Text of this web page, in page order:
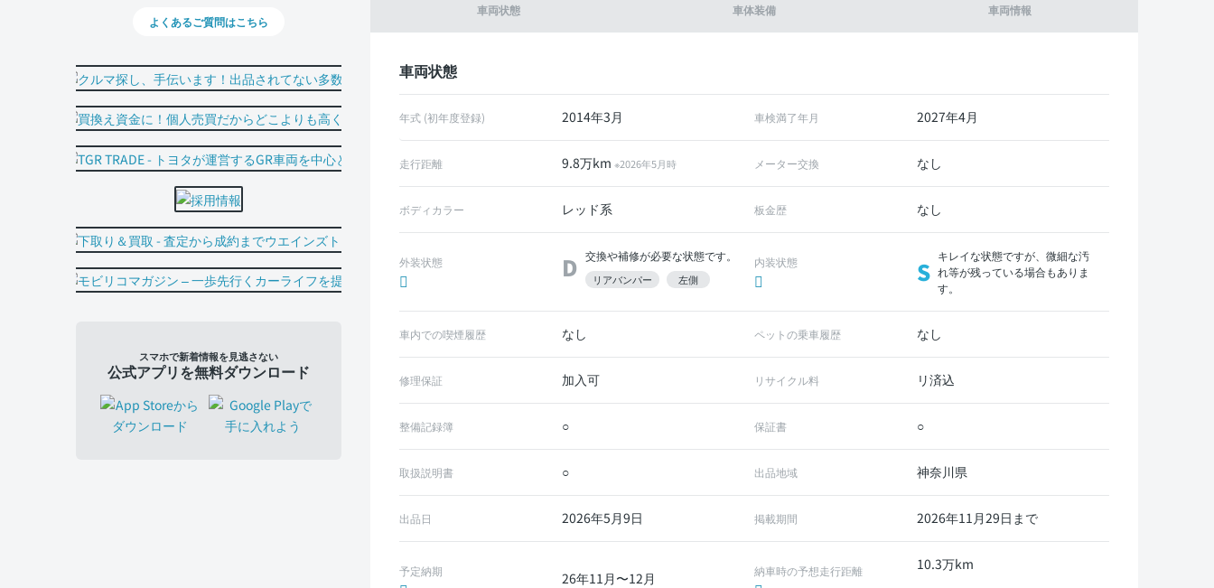
車両状態 車体装備 車両情報
車両状態
年式 (初年度登録) 2014年3月 車検満了年月 2027年4月
走行距離 9.8万km ※2026年5月時 メーター交換 なし
ボディカラー レッド系 板金歴 なし
外装状態 D 交換や補修が必要な状態です。
リアバンパー 左側
内装状態 S
キレイな状態ですが、微細な汚
れ等が残っている場合もありま
す。
車内での喫煙履歴 なし ペットの乗車履歴 なし
修理保証 加入可 リサイクル料 リ済込
整備記録簿 ○ 保証書 ○
取扱説明書 ○ 出品地域 神奈川県
出品日 2026年5月9日 掲載期間 2026年11月29日まで
予定納期 26年11月〜12月 納車時の予想走行距離 10.3万km
よくあるご質問はこちら
スマホで新着情報を見逃さない
公式アプリを無料ダウンロード